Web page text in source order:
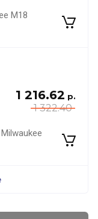
M18
1 322.40
1 216.62 р.